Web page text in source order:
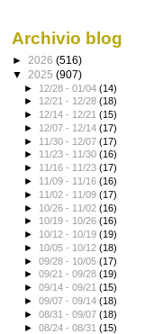
Archivio blog
► 2026 (516)
▼ 2025 (907)
► 12/28 - 01/04(14)
► 12/21 - 12/28(18)
► 12/14 - 12/21(15)
► 12/07 - 12/14(17)
► 11/30 - 12/07(17)
► 11/23 - 11/30(16)
► 11/16 - 11/23(17)
► 11/09 - 11/16(16)
► 11/02 - 11/09(17)
► 10/26 - 11/02(16)
► 10/19 - 10/26(16)
► 10/12 - 10/19(19)
► 10/05 - 10/12(18)
►09/28 - 10/05(17)
►09/21 - 09/28(19)
►09/14 - 09/21(15)
►09/07 - 09/14(18)
►08/31 - 09/07(18)
►08/24 - 08/31(15)